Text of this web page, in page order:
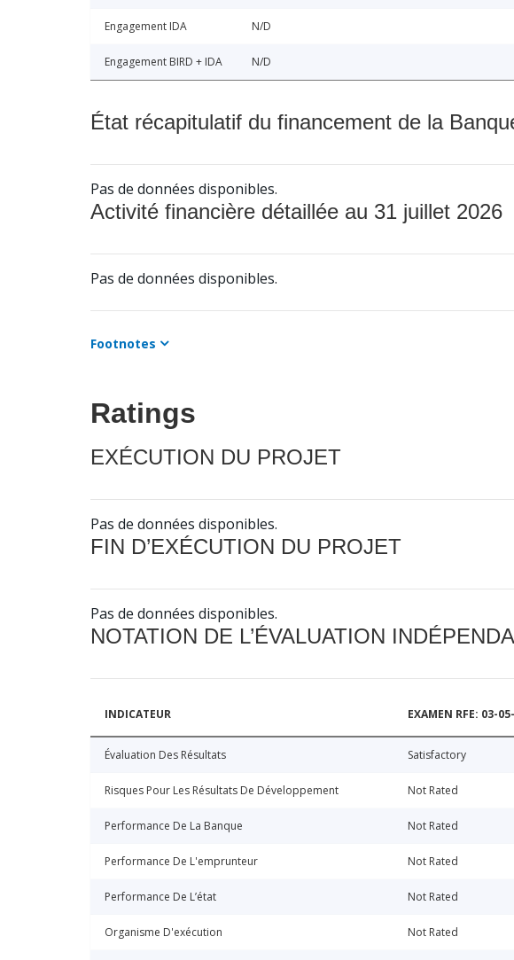
Engagement IDA N/D
Engagement BIRD + IDA N/D
État récapitulatif du financement de la
Pas de données disponibles.
Activité financière détaillée au 31 juillet 2026
Pas de données disponibles.
Footnotes
Ratings
EXÉCUTION DU PROJET
Pas de données disponibles.
FIN D’EXÉCUTION DU PROJET
Pas de données disponibles.
NOTATION DE L’ÉVALUATION
INDICATEUR EXAMEN RFE: 03-
Évaluation Des Résultats Satisfactory
Risques Pour Les Résultats De Développement Not Rated
Performance De La Banque Not Rated
Performance De L'emprunteur Not Rated
Performance De L’état Not Rated
Organisme D'exécution Not Rated